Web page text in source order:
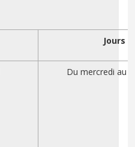
Jours
Du mercredi au